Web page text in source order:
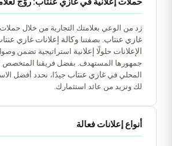
زد من الوعي بعلامتك التجارية من خلال حملات
غازي عنتاب. بصفتنا وكالة إعلانات غازي
الإعلانات حلولًا إعلانية استراتيجية تضمن
جمهورها المستهدف. بفضل فريقنا
المحلي في غازي عنتاب جيدًا، نحدد أفضل
لك ونزيد من عائد استثمارك.
أنواع إعلانات فعالة